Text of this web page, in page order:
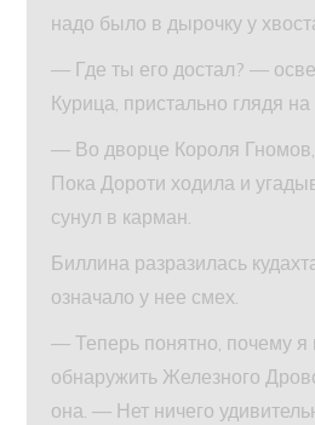
надо было в дырочку у
— Где ты его достал? —
Курица, пристально глядя
— Во дворце Короля
Пока Дороти ходила и
сунул в карман.
Биллина разразилась
означало у нее смех.
— Теперь понятно, почему я
обнаружить Железного
она. — Нет ничего